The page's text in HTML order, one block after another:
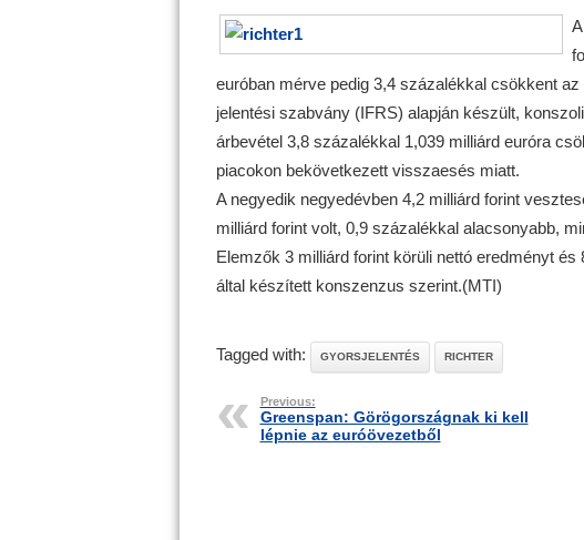
euróban mérve pedig 3,4 százalékkal csökkent
jelentési szabvány (IFRS) alapján készült,
árbevétel 3,8 százalékkal 1,039 milliárd euróra
piacokon bekövetkezett visszaesés miatt.
A negyedik negyedévben 4,2 milliárd forint
milliárd forint volt, 0,9 százalékkal alacsonyabb,
Elemzők 3 milliárd forint körüli nettó eredményt
által készített konszenzus szerint.(MTI)
Tagged with: GYORSJELENTÉS RICHTER
Previous:
Greenspan: Görögországnak ki kell
lépnie az euróövezetből